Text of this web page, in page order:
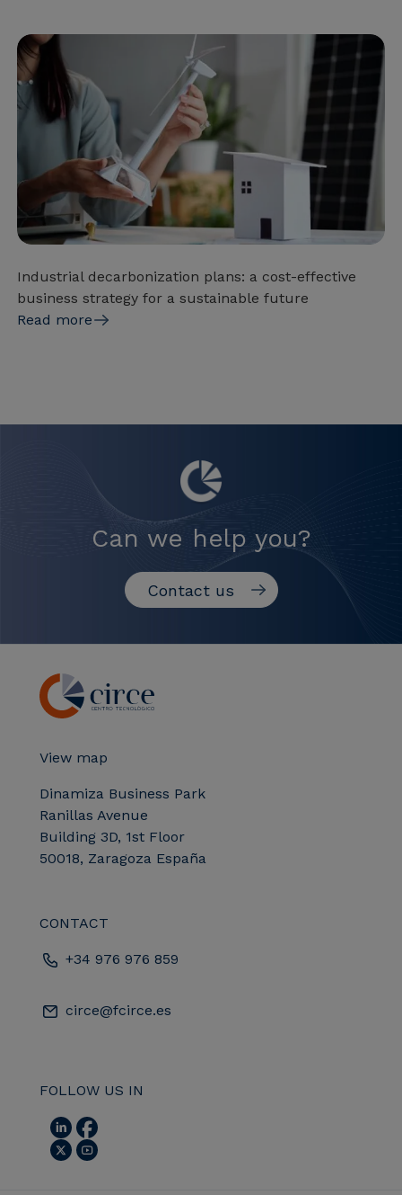
Industrial decarbonization plans: a cost-effective
business strategy for a sustainable future
Read more
Can we help you?
Contact us
View map
Dinamiza Business Park
Ranillas Avenue
Building 3D, 1st Floor
50018, Zaragoza España
CONTACT
+34 976 976 859
circe@fcirce.es
FOLLOW US IN